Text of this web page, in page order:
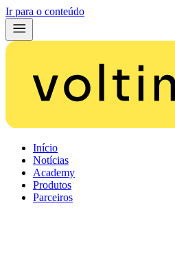
Ir para o conteúdo
Início
Notícias
Academy
Produtos
Parceiros